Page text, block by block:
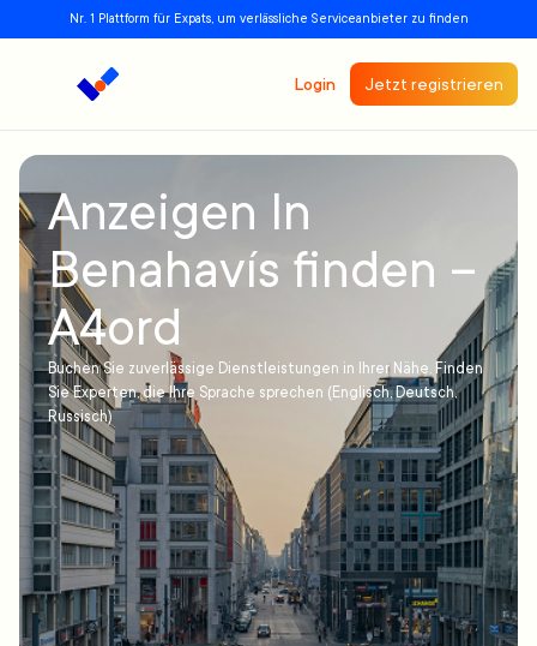
Nr. 1 Plattform für Expats, um verlässliche Serviceanbieter zu finden
Login Jetzt registrieren
Anzeigen In
Benahavís finden –
A4ord
Buchen Sie zuverlässige Dienstleistungen in Ihrer Nähe. Finden
Sie Experten, die Ihre Sprache sprechen (Englisch, Deutsch,
Russisch)